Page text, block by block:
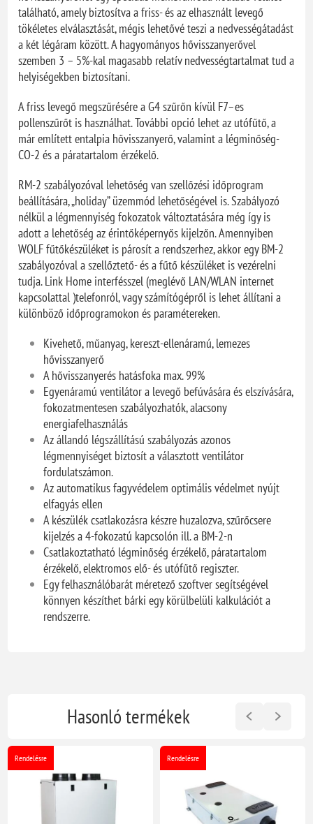
található, amely biztosítva a friss- és az elhasznált levegő
tökéletes elválasztását, mégis lehetővé teszi a nedvességátadást
a két légáram között. A hagyományos hővisszanyerővel
szemben 3 – 5%-kal magasabb relatív nedvességtartalmat tud a
helyiségekben biztosítani.
A friss levegő megszűrésére a G4 szűrőn kívül F7–es
pollenszűrőt is használhat. További opció lehet az utófűtő, a
már említett entalpia hővisszanyerő, valamint a légminőség-
CO-2 és a páratartalom érzékelő.
RM-2 szabályozóval lehetőség van szellőzési időprogram
beállítására, „holiday” üzemmód lehetőségével is. Szabályozó
nélkül a légmennyiség fokozatok változtatására még így is
adott a lehetőség az érintőképernyős kijelzőn. Amennyiben
WOLF fűtőkészüléket is párosít a rendszerhez, akkor egy BM-2
szabályozóval a szellőztető- és a fűtő készüléket is vezérelni
tudja. Link Home interfésszel (meglévő LAN/WLAN internet
kapcsolattal )telefonról, vagy számítógépről is lehet állítani a
különböző időprogramokon és paramétereken.
Kivehető, műanyag, kereszt-ellenáramú, lemezes
hővisszanyerő
A hővisszanyerés hatásfoka max. 99%
Egyenáramú ventilátor a levegő befúvására és elszívására,
fokozatmentesen szabályozhatók, alacsony
energiafelhasználás
Az állandó légszállítású szabályozás azonos
légmennyiséget biztosít a választott ventilátor
fordulatszámon.
Az automatikus fagyvédelem optimális védelmet nyújt
elfagyás ellen
A készülék csatlakozásra készre huzalozva, szűrőcsere
kijelzés a 4-fokozatú kapcsolón ill. a BM-2-n
Csatlakoztatható légminőség érzékelő, páratartalom
érzékelő, elektromos elő- és utófűtő regiszter.
Egy felhasználóbarát méretező szoftver segítségével
könnyen készíthet bárki egy körülbelüli kalkulációt a
rendszerre.
Hasonló termékek
Rendelésre Rendelésre